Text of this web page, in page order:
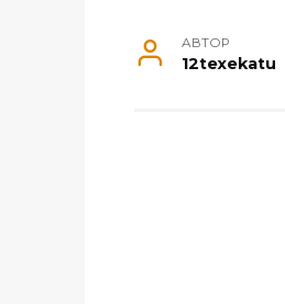
АВТОР
12texekatu